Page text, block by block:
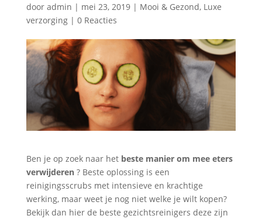
door admin | mei 23, 2019| Mooi & Gezond, Luxe
verzorging| 0 Reacties
Ben je op zoek naar het beste manier om mee eters
verwijderen? Beste oplossing is een
reinigingsscrubs met intensieve en krachtige
werking, maar weet je nog niet welke je wilt kopen?
Bekijk dan hier de beste gezichtsreinigers deze zijn